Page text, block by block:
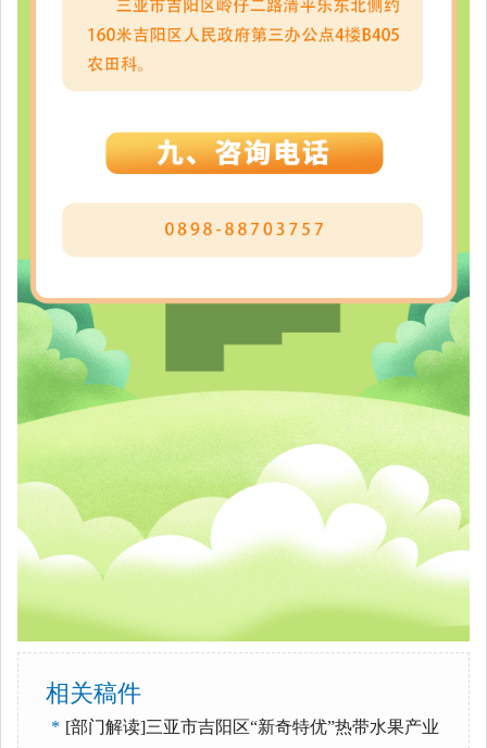
相关稿件
* [部门解读]三亚市吉阳区“新奇特优”热带水果产业